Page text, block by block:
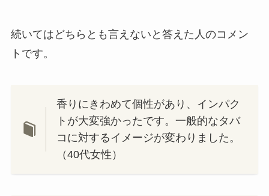
続いてはどちらとも言えないと答えた人のコメン
トです。
香りにきわめて個性があり、インパク
トが大変強かったです。一般的なタバ
コに対するイメージが変わりました。
（40代女性）